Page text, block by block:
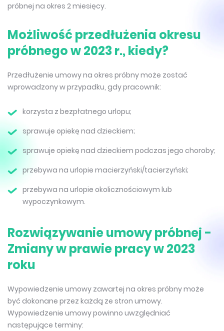
próbnej na okres 2 miesięcy.
Możliwość przedłużenia okresu
próbnego w 2023 r., kiedy?
Przedłużenie umowy na okres próbny może zostać
wprowadzony w przypadku, gdy pracownik:
korzysta z bezpłatnego urlopu;
sprawuje opiekę nad dzieckiem;
sprawuje opiekę nad dzieckiem podczas jego choroby;
przebywa na urlopie macierzyński/tacierzyński;
przebywa na urlopie okolicznościowym lub
wypoczynkowym.
Rozwiązywanie umowy próbnej -
Zmiany w prawie pracy w 2023
roku
Wypowiedzenie umowy zawartej na okres próbny może
być dokonane przez każdą ze stron umowy.
Wypowiedzenie umowy powinno uwzględniać
następujące terminy: